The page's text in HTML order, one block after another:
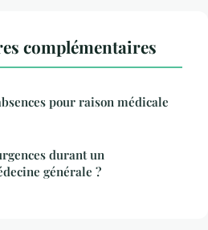
complémentaires
pour raison médicale
durant un
générale ?